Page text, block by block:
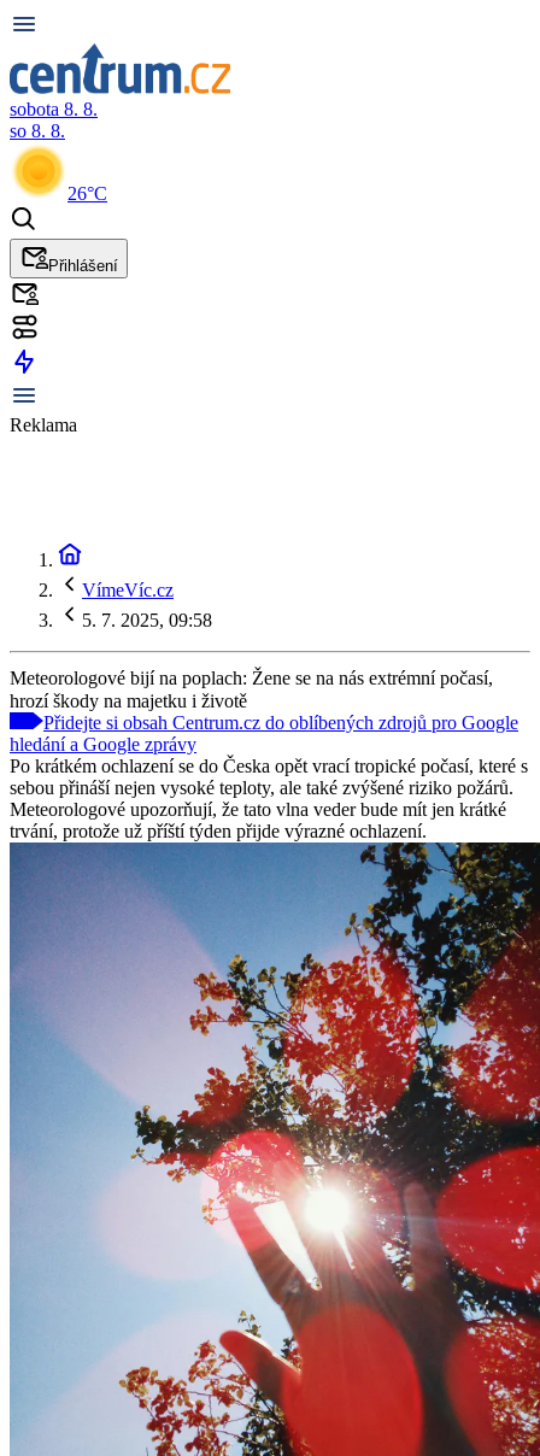
sobota 8. 8.
so 8. 8.
26°C
Přihlášení
Reklama
VímeVíc.cz
5. 7. 2025, 09:58
Meteorologové bijí na poplach: Žene se na nás extrémní počasí,
hrozí škody na majetku i životě
Přidejte si obsah Centrum.cz do oblíbených zdrojů pro Google
hledání a Google zprávy
Po krátkém ochlazení se do Česka opět vrací tropické počasí, které s
sebou přináší nejen vysoké teploty, ale také zvýšené riziko požárů.
Meteorologové upozorňují, že tato vlna veder bude mít jen krátké
trvání, protože už příští týden přijde výrazné ochlazení.